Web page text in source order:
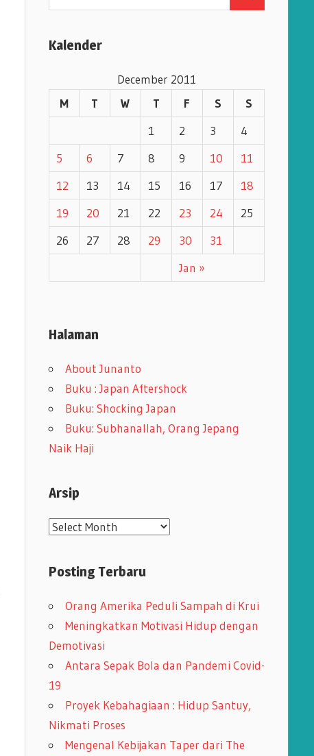
o
i
s
Kalender
December 2011
M
T W T F S S
Jan »
1 2 3
4
5
6 7 8 9 10
11
12
13 14 15 16 17
18
19
20 21 22 23 24
25
26
27 28 29 30 31
Halaman
About Junanto
Buku : Japan Aftershock
Buku: Shocking Japan
Buku: Subhanallah, Orang Jepang
Naik Haji
Arsip
A
s
p
Posting Terbaru
Orang Amerika Peduli Sampah di Krui
Meningkatkan Motivasi Hidup dengan
Demotivasi
Antara Sepak Bola dan Pandemi Covid-
19
Proyek Kebahagiaan : Hidup Santuy,
Nikmati Proses
Mengenal Kebijakan Taper dari The